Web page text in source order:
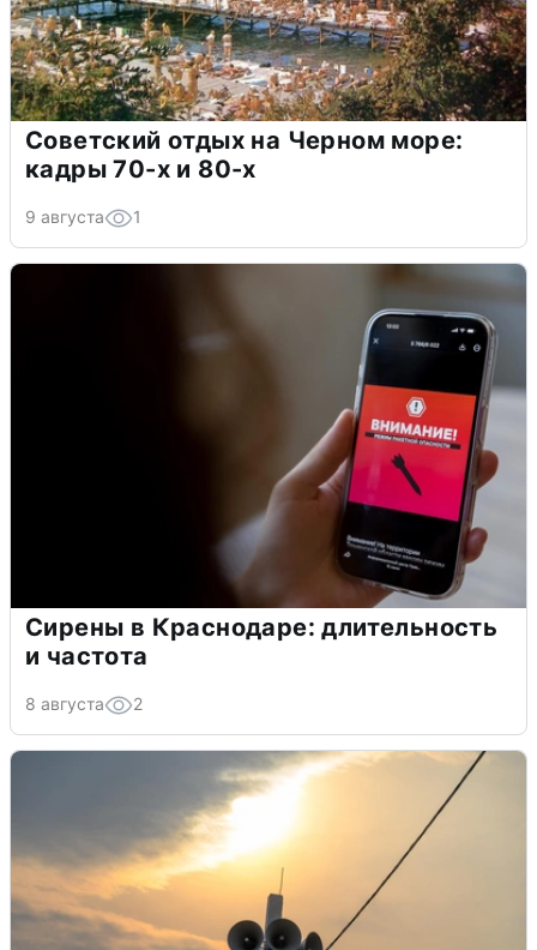
Советский отдых на Черном море:
кадры 70-х и 80-х
9 августа 1
Сирены в Краснодаре: длительность
и частота
8 августа 2